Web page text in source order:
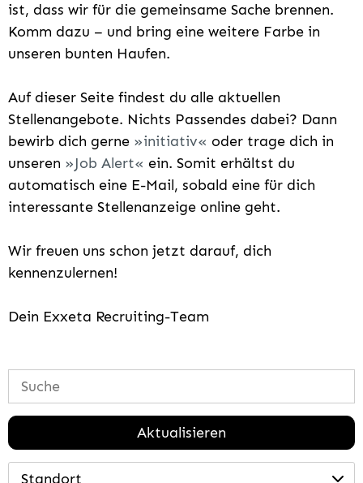
ist, dass wir für die gemeinsame Sache brennen.
Komm dazu – und bring eine weitere Farbe in
unseren bunten Haufen.
Auf dieser Seite findest du alle aktuellen
Stellenangebote. Nichts Passendes dabei? Dann
bewirb dich gerne
initiativ
oder trage dich in
unseren
Job Alert
ein. Somit erhältst du
automatisch eine E-Mail, sobald eine für dich
interessante Stellenanzeige online geht.
Wir freuen uns schon jetzt darauf, dich
kennenzulernen!
Dein Exxeta Recruiting-Team
Aktualisieren
Standort